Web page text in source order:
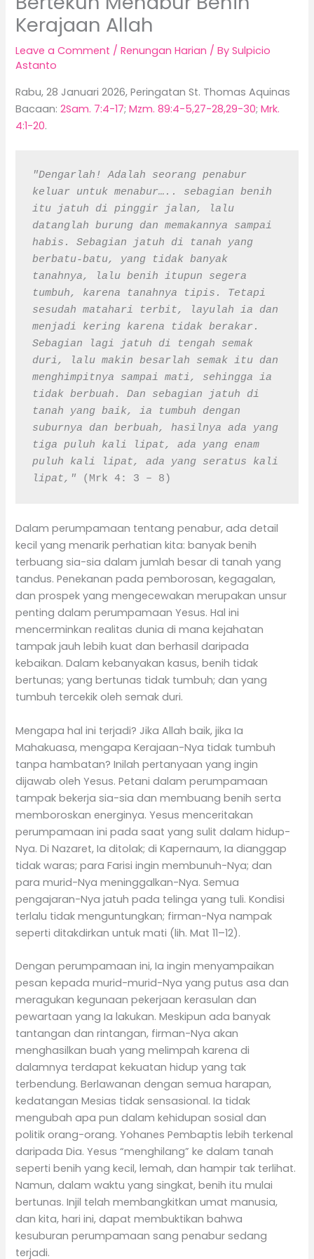
Kerajaan Allah
Leave a Comment /Renungan Harian / BySulpicio
Astanto
Rabu, 28 Januari 2026, Peringatan St. Thomas Aquinas
Bacaan:2Sam. 7:4-17;Mzm. 89:4-5,27-28,29-30;Mrk.
4:1-20.
"Dengarlah! Adalah seorang penabur
keluar untuk menabur….. sebagian benih
itu jatuh di pinggir jalan, lalu
datanglah burung dan memakannya sampai
habis. Sebagian jatuh di tanah yang
berbatu-batu, yang tidak banyak
tanahnya, lalu benih itupun segera
tumbuh, karena tanahnya tipis. Tetapi
sesudah matahari terbit, layulah ia dan
menjadi kering karena tidak berakar.
Sebagian lagi jatuh di tengah semak
duri, lalu makin besarlah semak itu dan
menghimpitnya sampai mati, sehingga ia
tidak berbuah. Dan sebagian jatuh di
tanah yang baik, ia tumbuh dengan
suburnya dan berbuah, hasilnya ada yang
tiga puluh kali lipat, ada yang enam
puluh kali lipat, ada yang seratus kali
lipat," (Mrk 4: 3 – 8)
Dalam perumpamaan tentang penabur, ada detail
kecil yang menarik perhatian kita: banyak benih
terbuang sia-sia dalam jumlah besar di tanah yang
tandus. Penekanan pada pemborosan, kegagalan,
dan prospek yang mengecewakan merupakan unsur
penting dalam perumpamaan Yesus. Hal ini
mencerminkan realitas dunia di mana kejahatan
tampak jauh lebih kuat dan berhasil daripada
kebaikan. Dalam kebanyakan kasus, benih tidak
bertunas; yang bertunas tidak tumbuh; dan yang
tumbuh tercekik oleh semak duri.
Mengapa hal ini terjadi? Jika Allah baik, jika Ia
Mahakuasa, mengapa Kerajaan-Nya tidak tumbuh
tanpa hambatan? Inilah pertanyaan yang ingin
dijawab oleh Yesus. Petani dalam perumpamaan
tampak bekerja sia-sia dan membuang benih serta
memboroskan energinya. Yesus menceritakan
perumpamaan ini pada saat yang sulit dalam hidup-
Nya. Di Nazaret, Ia ditolak; di Kapernaum, Ia dianggap
tidak waras; para Farisi ingin membunuh-Nya; dan
para murid-Nya meninggalkan-Nya. Semua
pengajaran-Nya jatuh pada telinga yang tuli. Kondisi
terlalu tidak menguntungkan; firman-Nya nampak
seperti ditakdirkan untuk mati (lih. Mat 11–12).
Dengan perumpamaan ini, Ia ingin menyampaikan
pesan kepada murid-murid-Nya yang putus asa dan
meragukan kegunaan pekerjaan kerasulan dan
pewartaan yang Ia lakukan. Meskipun ada banyak
tantangan dan rintangan, firman-Nya akan
menghasilkan buah yang melimpah karena di
dalamnya terdapat kekuatan hidup yang tak
terbendung. Berlawanan dengan semua harapan,
kedatangan Mesias tidak sensasional. Ia tidak
mengubah apa pun dalam kehidupan sosial dan
politik orang-orang. Yohanes Pembaptis lebih terkenal
daripada Dia. Yesus “menghilang” ke dalam tanah
seperti benih yang kecil, lemah, dan hampir tak terlihat.
Namun, dalam waktu yang singkat, benih itu mulai
bertunas. Injil telah membangkitkan umat manusia,
dan kita, hari ini, dapat membuktikan bahwa
kesuburan perumpamaan sang penabur sedang
terjadi.